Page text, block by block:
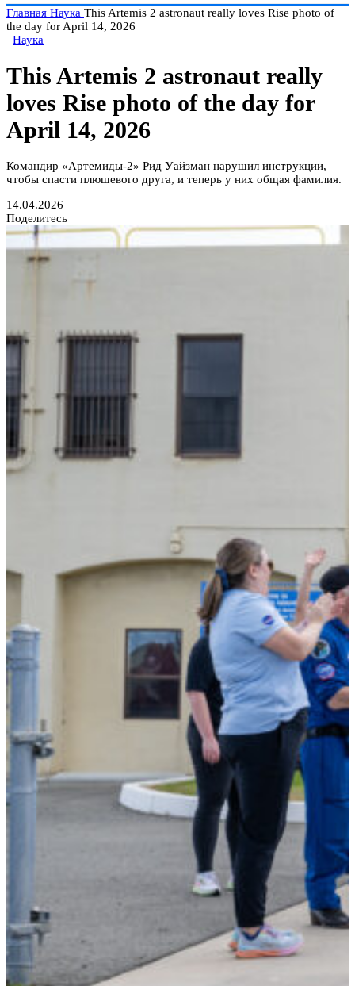
Главная Наука This Artemis 2 astronaut really loves Rise photo of
the day for April 14, 2026
Наука
This Artemis 2 astronaut really
loves Rise photo of the day for
April 14, 2026
Командир «Артемиды-2» Рид Уайзман нарушил инструкции,
чтобы спасти плюшевого друга, и теперь у них общая фамилия.
14.04.2026
Поделитесь